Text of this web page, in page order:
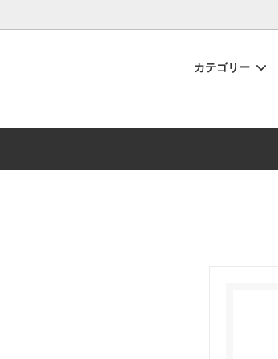
カテゴリー
生豆
ドリップケトル・ポット
HARIO/ハリオ